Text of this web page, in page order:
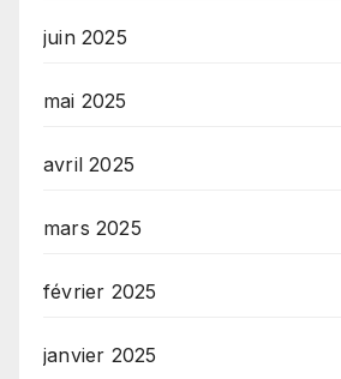
juin 2025
mai 2025
avril 2025
mars 2025
février 2025
janvier 2025